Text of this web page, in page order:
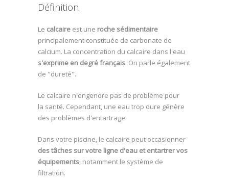
Définition
Le calcaire est une roche sédimentaire
principalement constituée de carbonate de
calcium. La concentration du calcaire dans l'eau
s'exprime en degré français. On parle également
de "dureté".
Le calcaire n'engendre pas de problème pour
la santé. Cependant, une eau trop dure génère
des problèmes d'entartrage.
Dans votre piscine, le calcaire peut occasionner
des tâches sur votre ligne d'eau et entartrer vos
équipements, notamment le système de
filtration.